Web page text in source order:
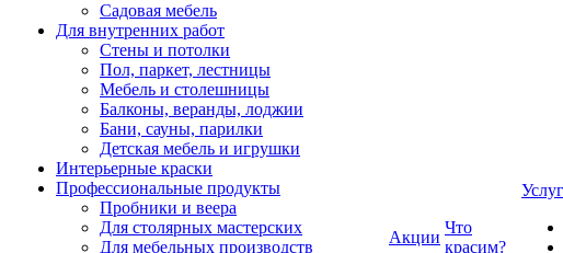
Садовая мебель
Для внутренних работ
Стены и потолки
Пол, паркет, лестницы
Мебель и столешницы
Балконы, веранды, лоджии
Бани, сауны, парилки
Детская мебель и игрушки
Интерьерные краски
Профессиональные продукты
Пробники и веера
Для столярных мастерских
Для мебельных производств
Акции
Что
красим?